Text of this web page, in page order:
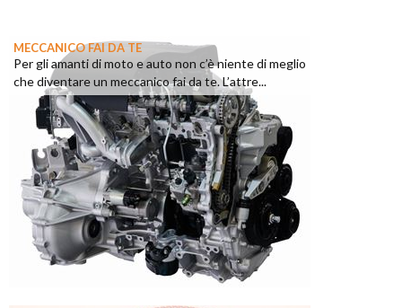
MECCANICO FAI DA TE
Per gli amanti di moto e auto non c’è niente di meglio
che diventare un meccanico fai da te. L’attre...